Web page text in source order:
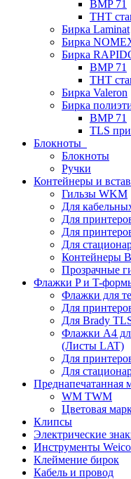
BMP 71
THT
Бирка Laminat
Бирка
Бирка
BMP 71
THT
Бирка Valeron
Бирка
BMP 71
TLS
Блокноты
Блокноты
Ручки
Контейнеры и
Гильзы WKM
Для
Для
Для
Для
Контейнеры
Прозрачные
Флажки P и T-
Флажки для
Для
Для Brady
Флажки A4
(Листы LAT)
Для
Для
Преднапечатанная
WM TWM
Цветовая
Клипсы
Электрические
Инструменты
Клеймение бирок
Кабель и провод